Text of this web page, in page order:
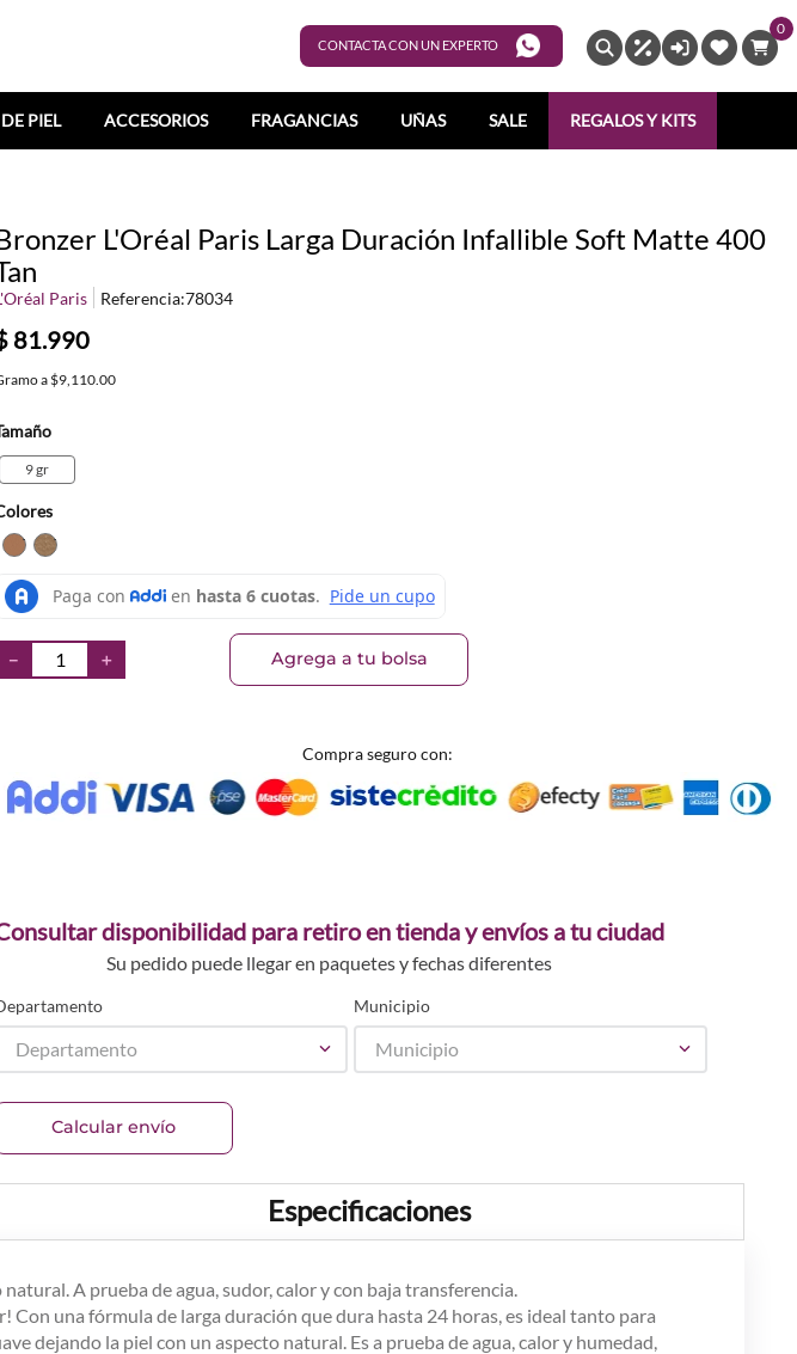
CONTACTA CON UN EXPERTO
0
PIEL ACCESORIOS FRAGANCIAS UÑAS SALE REGALOS Y KITS
L'Oréal Paris Larga Duración Infallible Soft Matte 400
Paris Referencia:78034
81.990
a $9,110.00
9 gr
TEXTURA_71249664186
TEXTURA_71249664193
＋
－ Agrega a tu bolsa
Compra seguro con:
disponibilidad para retiro en tienda y envíos a tu ciudad
Su pedido puede llegar en paquetes y fechas diferentes
Departamento
Municipio
Municipio
Calcular envío
Especificaciones
A prueba de agua, sudor, calor y con baja transferencia.
una fórmula de larga duración que dura hasta 24 horas, es ideal tanto para
dejando la piel con un aspecto natural. Es a prueba de agua, calor y humedad,